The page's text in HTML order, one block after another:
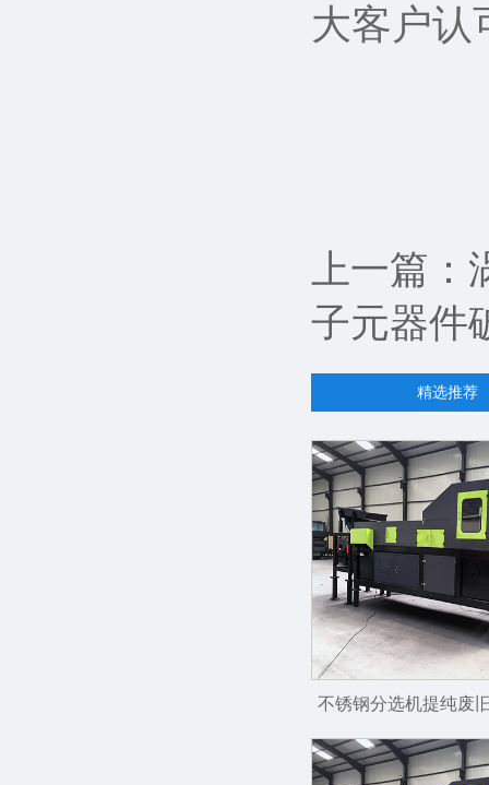
大客户认
上一篇
子元器件
精选推荐
不锈钢分选机提纯废